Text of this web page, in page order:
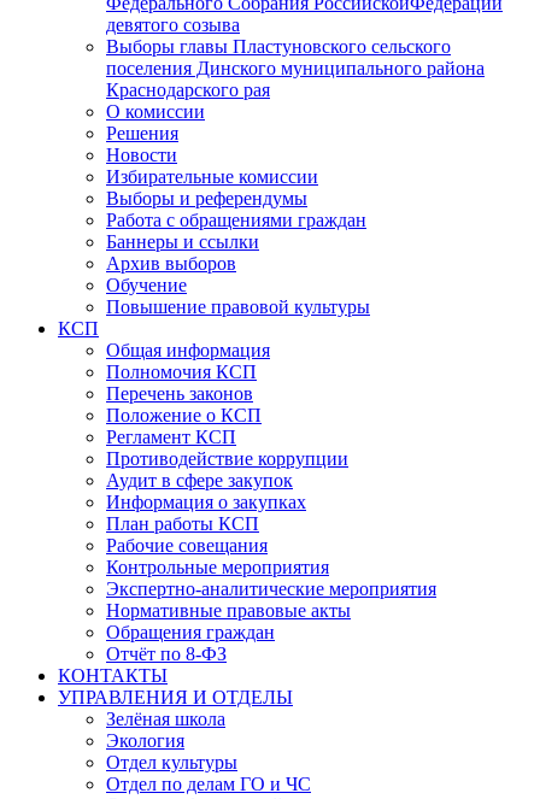
девятого созыва
Выборы главы Пластуновского сельского
поселения Динского муниципального района
Краснодарского рая
О комиссии
Решения
Новости
Избирательные комиссии
Выборы и референдумы
Работа с обращениями граждан
Баннеры и ссылки
Архив выборов
Обучение
Повышение правовой культуры
КСП
Общая информация
Полномочия КСП
Перечень законов
Положение о КСП
Регламент КСП
Противодействие коррупции
Аудит в сфере закупок
Информация о закупках
План работы КСП
Рабочие совещания
Контрольные мероприятия
Экспертно-аналитические мероприятия
Нормативные правовые акты
Обращения граждан
Отчёт по 8-ФЗ
КОНТАКТЫ
УПРАВЛЕНИЯ И ОТДЕЛЫ
Зелёная школа
Экология
Отдел культуры
Отдел по делам ГО и ЧС